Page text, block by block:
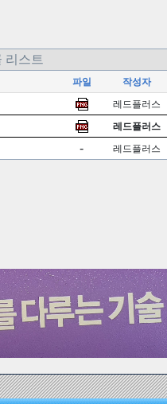
리스트
파일 작성자
레드플러스
레드플러스
- 레드플러스